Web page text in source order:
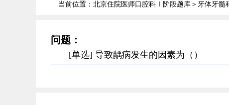
当前位置：北京住院医师口腔科Ⅰ阶段题库＞ 牙体牙髓
问题：
[单选] 导致龋病发生的因素为（）